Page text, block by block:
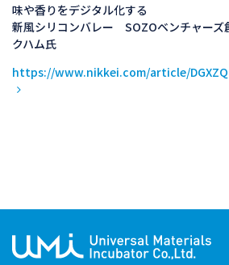
味や香りをデジタル化する
新風シリコンバレー SOZOベンチャー
クハム氏
https://www.nikkei.com/article/